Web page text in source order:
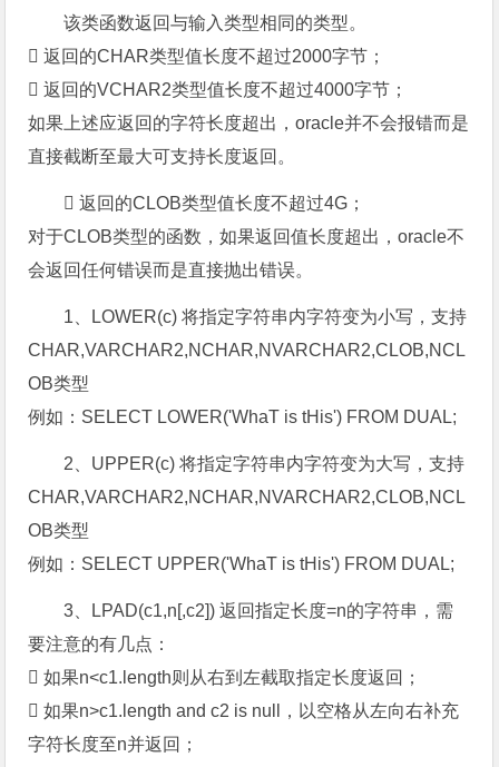
该类函数返回与输入类型相同的类型。
 返回的CHAR类型值长度不超过2000字节；
 返回的VCHAR2类型值长度不超过4000字节；
如果上述应返回的字符长度超出，oracle并不会报错而是
直接截断至最大可支持长度返回。
 返回的CLOB类型值长度不超过4G；
对于CLOB类型的函数，如果返回值长度超出，oracle不
会返回任何错误而是直接抛出错误。
1、LOWER(c) 将指定字符串内字符变为小写，支持
CHAR,VARCHAR2,NCHAR,NVARCHAR2,CLOB,NCL
OB类型
例如：SELECT LOWER('WhaT is tHis') FROM DUAL;
2、UPPER(c) 将指定字符串内字符变为大写，支持
CHAR,VARCHAR2,NCHAR,NVARCHAR2,CLOB,NCL
OB类型
例如：SELECT UPPER('WhaT is tHis') FROM DUAL;
3、LPAD(c1,n[,c2]) 返回指定长度=n的字符串，需
要注意的有几点：
 如果n<c1.length则从右到左截取指定长度返回；
 如果n>c1.length and c2 is null，以空格从左向右补充
字符长度至n并返回；